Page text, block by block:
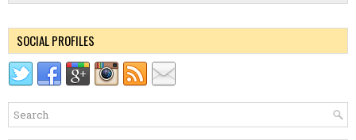
SOCIAL PROFILES